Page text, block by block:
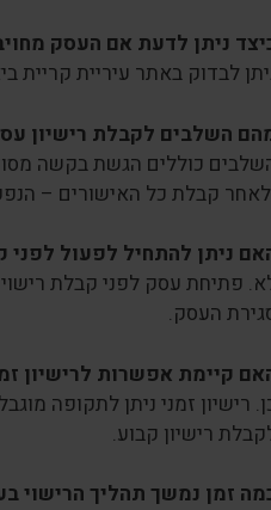
ניתן לדעת אם העסק
לבדוק באתר עיריית קריית
השלבים לקבלת רישיון
כוללים הגשת בקשה
קבלת כל האישורים –
ניתן להתחיל לפעול לפני
פתיחת עסק לפני קבלת רישוי
העסק.
קיימת אפשרות לרישיון
רישיון זמני ניתן לתקופה
רישיון קבוע.
זמן נמשך תהליך הרישוי